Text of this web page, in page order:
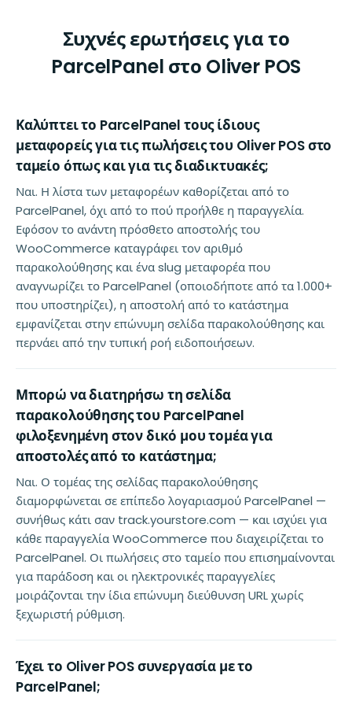
Συχνές ερωτήσεις για το
ParcelPanel στο Oliver POS
Καλύπτει το ParcelPanel τους ίδιους
μεταφορείς για τις πωλήσεις του Oliver POS στο
ταμείο όπως και για τις διαδικτυακές;
Ναι. Η λίστα των μεταφορέων καθορίζεται από το
ParcelPanel, όχι από το πού προήλθε η παραγγελία.
Εφόσον το ανάντη πρόσθετο αποστολής του
WooCommerce καταγράφει τον αριθμό
παρακολούθησης και ένα slug μεταφορέα που
αναγνωρίζει το ParcelPanel (οποιοδήποτε από τα 1.000+
που υποστηρίζει), η αποστολή από το κατάστημα
εμφανίζεται στην επώνυμη σελίδα παρακολούθησης και
περνάει από την τυπική ροή ειδοποιήσεων.
Μπορώ να διατηρήσω τη σελίδα
παρακολούθησης του ParcelPanel
φιλοξενημένη στον δικό μου τομέα για
αποστολές από το κατάστημα;
Ναι. Ο τομέας της σελίδας παρακολούθησης
διαμορφώνεται σε επίπεδο λογαριασμού ParcelPanel —
συνήθως κάτι σαν track.yourstore.com — και ισχύει για
κάθε παραγγελία WooCommerce που διαχειρίζεται το
ParcelPanel. Οι πωλήσεις στο ταμείο που επισημαίνονται
για παράδοση και οι ηλεκτρονικές παραγγελίες
μοιράζονται την ίδια επώνυμη διεύθυνση URL χωρίς
ξεχωριστή ρύθμιση.
Έχει το Oliver POS συνεργασία με το
ParcelPanel;